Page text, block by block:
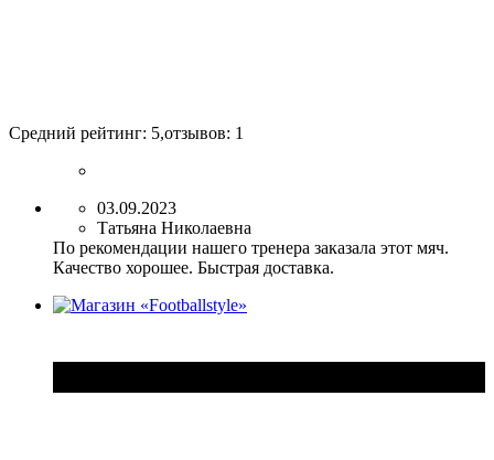
Средний рейтинг: 5,отзывов: 1
03.09.2023
Татьяна Николаевна
По рекомендации нашего тренера заказала этот мяч.
Качество хорошее. Быстрая доставка.